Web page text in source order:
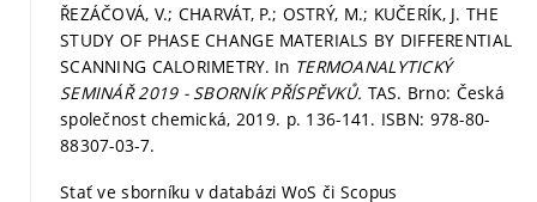
ŘEZÁČOVÁ, V.; CHARVÁT, P.; OSTRÝ, M.; KUČERÍK, J. THE
STUDY OF PHASE CHANGE MATERIALS BY DIFFERENTIAL
SCANNING CALORIMETRY. In TERMOANALYTICKÝ
SEMINÁŘ 2019 - SBORNÍK PŘÍSPĚVKŮ. TAS. Brno: Česká
společnost chemická, 2019. p. 136-141. ISBN: 978-80-
88307-03-7.
Stať ve sborníku v databázi WoS či Scopus